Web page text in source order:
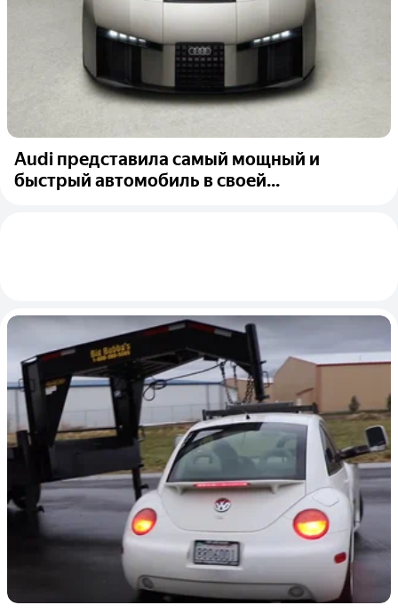
Audi представила самый мощный и
быстрый автомобиль в своей...